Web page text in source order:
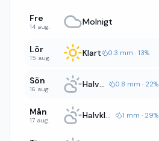
Fre
14 aug. Molnigt
Lör
15 aug. Klart 0.3 mm · 13%
Sön
16 aug. Halvklart 0.8 mm · 22%
Mån
17 aug. Halvklart 1 mm · 29%